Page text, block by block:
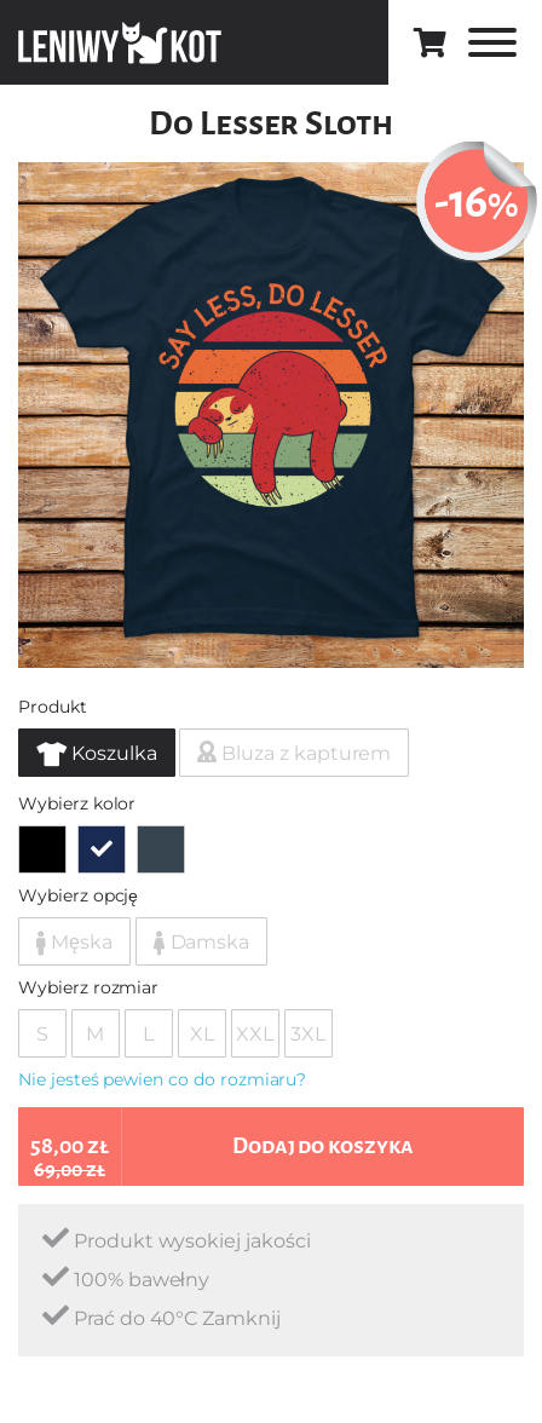
Do Lesser Sloth
-16%
Produkt
Koszulka Bluza z kapturem
Wybierz kolor
Wybierz opcję
Męska Damska
Wybierz rozmiar
S M L XL XXL 3XL
Nie jesteś pewien co do rozmiaru?
58,00 zł
69,00 zł
Dodaj do koszyka
Produkt wysokiej jakości
100% bawełny
Prać do 40°C Zamknij